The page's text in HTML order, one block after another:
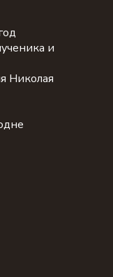
и
Николая